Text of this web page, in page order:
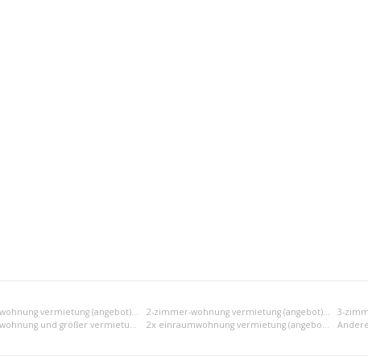
1-zimmer-wohnung vermietung (angebot) Poprad 2-zimmer-wohnung vermietung (angebot) Poprad
5-zimmer-wohnung und größer vermietung (angebot) Poprad 2x einraumwohnung vermietung (angebot) Poprad